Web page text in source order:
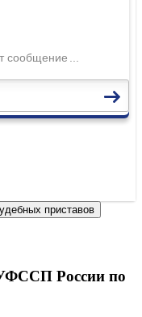
приставов
России по